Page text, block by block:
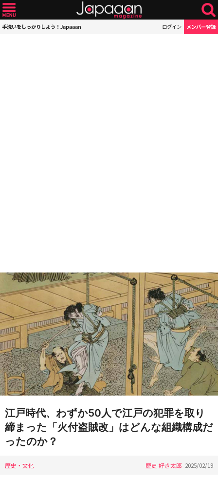
手洗いをしっかりしよう！Japaaan ログイン メンバー登録
江戸時代、わずか50人で江戸の犯罪を取り
締まった「火付盗賊改」はどんな組織構成だ
ったのか？
歴史・文化 歴史 好き太郎 2025/02/19